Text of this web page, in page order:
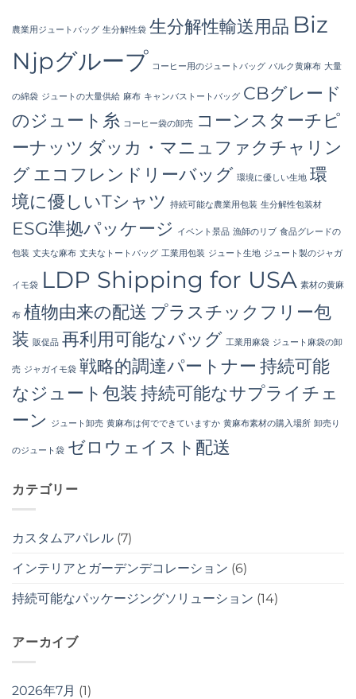
の
農業用ジュートバッグ 生分解性袋 生分解性輸送用品 Biz
Njpグループ コーヒー用のジュートバッグ バルク黄麻布 大量
の綿袋 ジュートの大量供給 麻布 キャンバストートバッグ CBグレード
のジュート糸 コーヒー袋の卸売 コーンスターチピ
ーナッツ ダッカ・マニュファクチャリン
グエコフレンドリーバッグ 環境に優しい生地 環
境に優しいTシャツ 持続可能な農業用包装 生分解性包装材
ESG準拠パッケージ イベント景品 漁師のリブ 食品グレードの
包装 丈夫な麻布 丈夫なトートバッグ 工業用包装 ジュート生地 ジュート製のジャガ
イモ袋 LDP Shipping for USA 素材の黄麻
布 植物由来の配送 プラスチックフリー包
装 販促品 再利用可能なバッグ 工業用麻袋 ジュート麻袋の卸
売 ジャガイモ袋 戦略的調達パートナー 持続可能
なジュート包装持続可能なサプライチェ
ーン
ジュート卸売 黄麻布は何でできていますか 黄麻布素材の購入場所 卸売り
のジュート袋 ゼロウェイスト配送
カテゴリー
カスタムアパレル (7)
インテリアとガーデンデコレーション (6)
持続可能なパッケージングソリューション (14)
アーカイブ
2026年7月 (1)